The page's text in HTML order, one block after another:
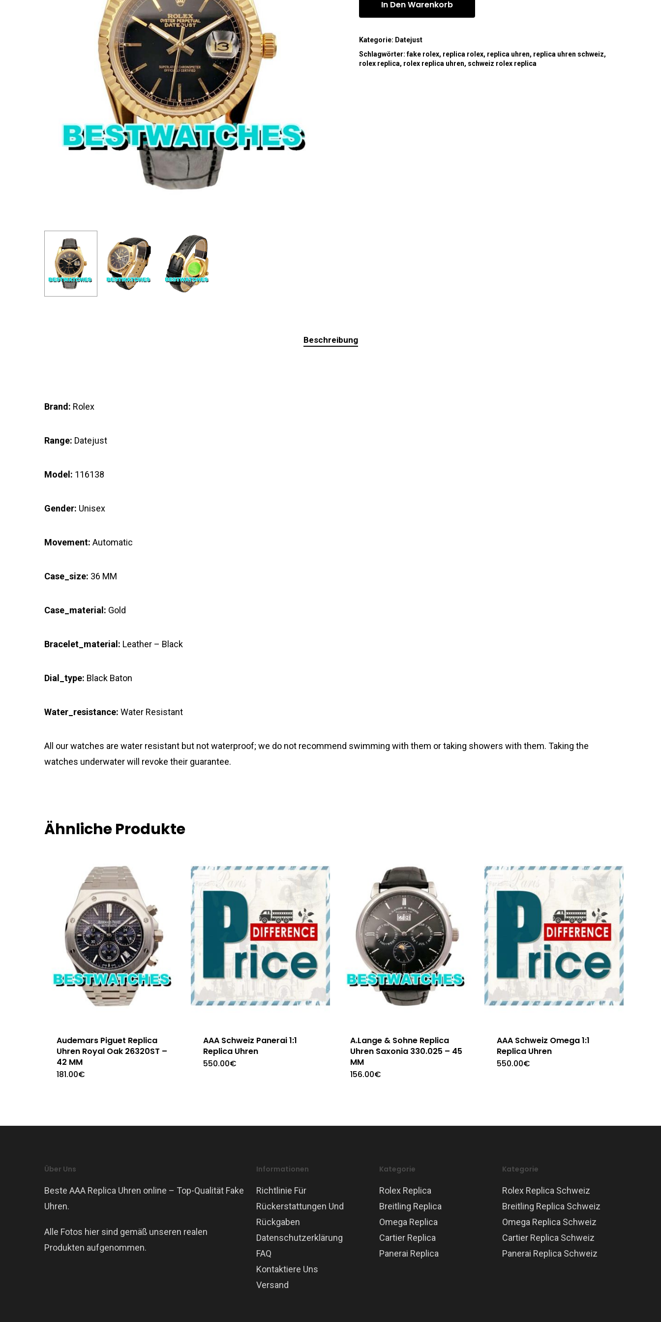
In Den Warenkorb
Kategorie: Datejust
Schlagwörter:fake rolex, replica rolex, replica uhren, replica uhren schweiz,
rolex replica, rolex replica uhren, schweiz rolex replica
Beschreibung
Brand: Rolex
Range: Datejust
Model: 116138
Gender: Unisex
Movement: Automatic
Case_size: 36 MM
Case_material: Gold
Bracelet_material: Leather – Black
Dial_type: Black Baton
Water_resistance: Water Resistant
All our watches are water resistant but not waterproof; we do not recommend swimming with them or taking showers with them. Taking the
watches underwater will revoke their guarantee.
Ähnliche Produkte
Audemars Piguet Replica
Uhren Royal Oak 26320ST –
42 MM
181.00€
AAA Schweiz Panerai 1:1
Replica Uhren
550.00€
A.Lange & Sohne Replica
Uhren Saxonia 330.025 – 45
MM
156.00€
AAA Schweiz Omega 1:1
Replica Uhren
550.00€
Über Uns
Beste AAA Replica Uhren online – Top-Qualität Fake
Uhren.
Alle Fotos hier sind gemäß unseren realen
Produkten aufgenommen.
Informationen
Richtlinie Für
Rückerstattungen Und
Rückgaben
Datenschutzerklärung
FAQ
Kontaktiere Uns
Versand
Kategorie
Rolex Replica
Breitling Replica
Omega Replica
Cartier Replica
Panerai Replica
Kategorie
Rolex Replica Schweiz
Breitling Replica Schweiz
Omega Replica Schweiz
Cartier Replica Schweiz
Panerai Replica Schweiz